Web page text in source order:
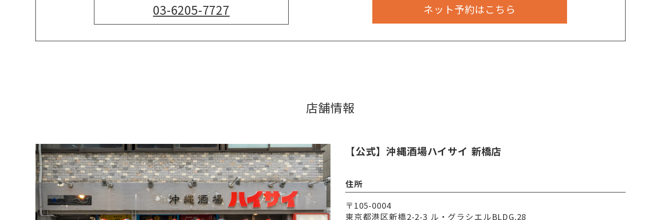
03-6205-7727 ネット予約はこちら
店舗情報
【公式】沖縄酒場ハイサイ 新橋店
住所
〒105-0004
東京都港区新橋2-2-3 ル・グラシエルBLDG.28